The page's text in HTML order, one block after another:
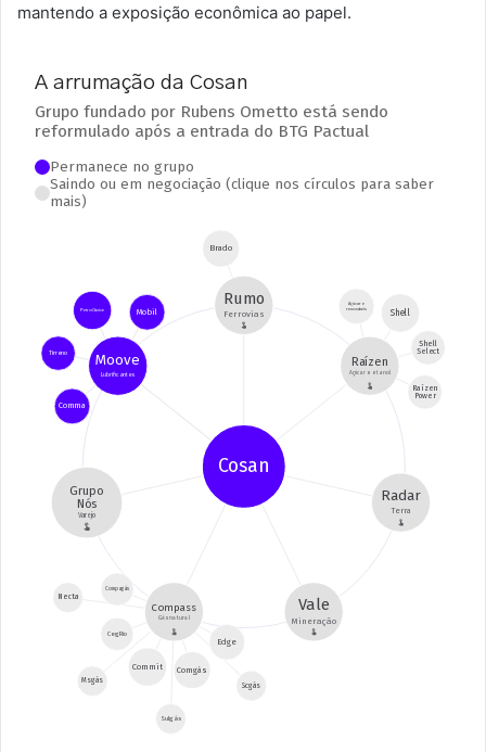
mantendo a exposição econômica ao papel.